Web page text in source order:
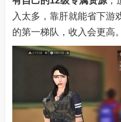
入太多，靠肝就能省下游
的第一梯队，收入会更高。